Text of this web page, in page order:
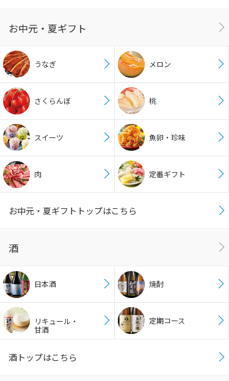
お中元・夏ギフト
うなぎ メロン
さくらんぼ 桃
スイーツ 魚卵・珍味
肉 定番ギフト
お中元・夏ギフトトップはこちら
酒
日本酒 焼酎
リキュール・
甘酒
定期コース
酒トップはこちら